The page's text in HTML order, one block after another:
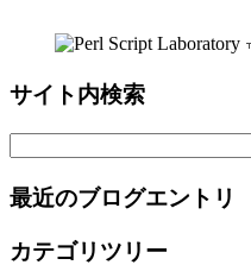
サイト内検索
最近のブログエントリ
カテゴリツリー